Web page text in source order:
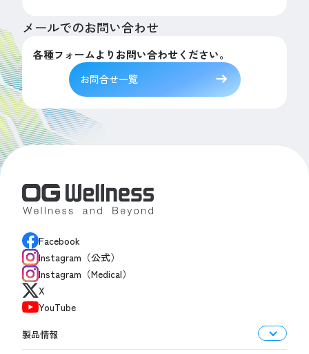
メールでのお問い合わせ
各種フォームよりお問い合わせください。
お問合せ一覧
Facebook
Instagram（公式）
Instagram（Medical）
X
YouTube
製品情報